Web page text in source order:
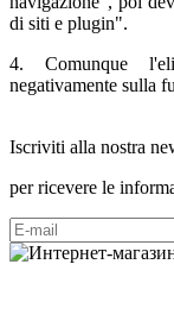
di siti e plugin".
4. Comunque
negativamente sulla
Iscriviti alla nostra
per ricevere le